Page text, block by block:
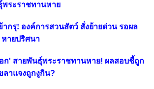
พระราชทานหาย
ากรุ! องค์การสวนสัตว์ สั่งย้ายด่วน รอผล
หายปริศนา
อก' สายพันธุ์พระราชทานหาย! ผลสอบชี้ถูก
ลาแจงถูกงูกิน?